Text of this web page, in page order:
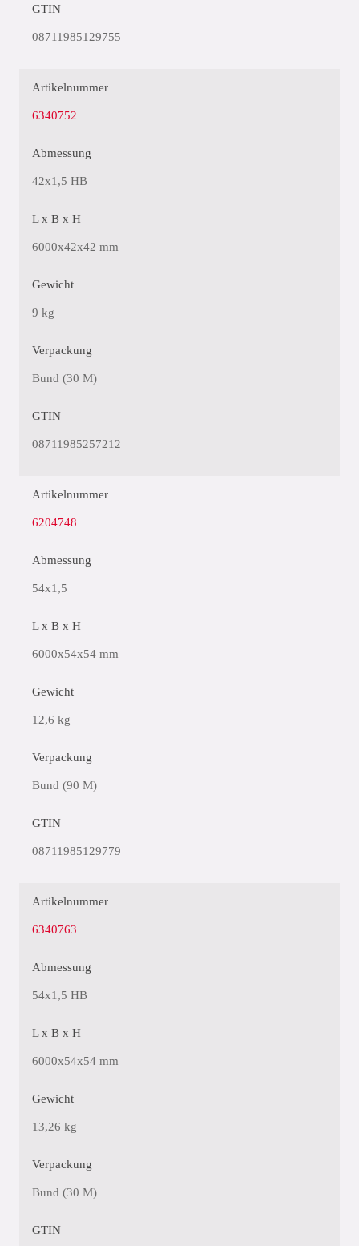
GTIN
08711985129755
Artikelnummer
6340752
Abmessung
42x1,5 HB
L x B x H
6000x42x42 mm
Gewicht
9 kg
Verpackung
Bund (30 M)
GTIN
08711985257212
Artikelnummer
6204748
Abmessung
54x1,5
L x B x H
6000x54x54 mm
Gewicht
12,6 kg
Verpackung
Bund (90 M)
GTIN
08711985129779
Artikelnummer
6340763
Abmessung
54x1,5 HB
L x B x H
6000x54x54 mm
Gewicht
13,26 kg
Verpackung
Bund (30 M)
GTIN